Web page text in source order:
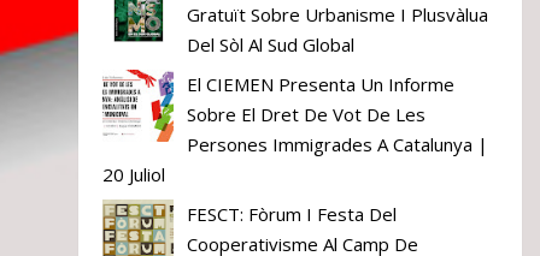
Gratuït Sobre Urbanisme I Plusvàlua
Del Sòl Al Sud Global
El CIEMEN Presenta Un Informe
Sobre El Dret De Vot De Les
Persones Immigrades A Catalunya |
20 Juliol
FESCT: Fòrum I Festa Del
Cooperativisme Al Camp De